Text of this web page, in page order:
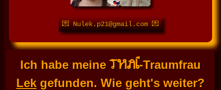
💌 Nulek.p21@gmail.com 💌
Ich habe meineTHAI-Traumfrau
Lek gefunden. Wie geht's weiter?